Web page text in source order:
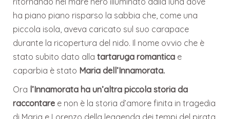
ha piano piano risparso la sabbia che, come una
piccola isola, aveva caricato sul suo carapace
durante la ricopertura del nido. Il nome ovvio che è
stato subito dato allatartaruga romantica e
caparbia è stato Maria dell’Innamorata.
Ora l’Innamorata ha un’altra piccola storia da
raccontare e non è la storia d’amore finita in tragedia